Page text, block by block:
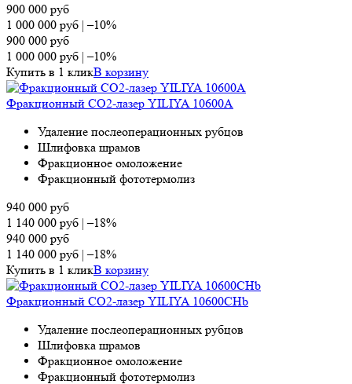
900 000 руб
1 000 000 руб |–10%
900 000 руб
1 000 000 руб |–10%
Купить в 1 кликВ корзину
Фракционный СО2-лазер YILIYA 10600A
Удаление послеоперационных рубцов
Шлифовка шрамов
Фракционное омоложение
Фракционный фототермолиз
940 000 руб
1 140 000 руб |–18%
940 000 руб
1 140 000 руб |–18%
Купить в 1 кликВ корзину
Фракционный СО2-лазер YILIYA 10600CHb
Удаление послеоперационных рубцов
Шлифовка шрамов
Фракционное омоложение
Фракционный фототермолиз